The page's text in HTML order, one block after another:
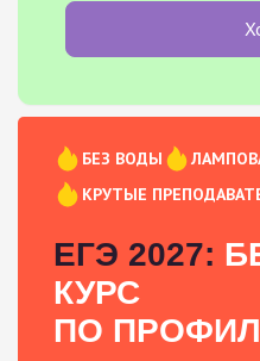
БЕЗ ВОДЫ
КРУТЫЕ
ЕГЭ 2027:
КУРС
ПО